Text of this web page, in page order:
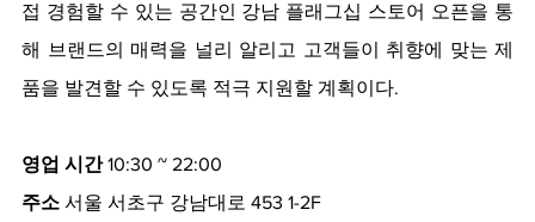
접 경험할 수 있는 공간인 강남 플래그십 스토어 오픈을 통
해 브랜드의 매력을 널리 알리고 고객들이 취향에 맞는 제
품을 발견할 수 있도록 적극 지원할 계획이다.
영업 시간 10:30 ~ 22:00
주소 서울 서초구 강남대로 453 1-2F